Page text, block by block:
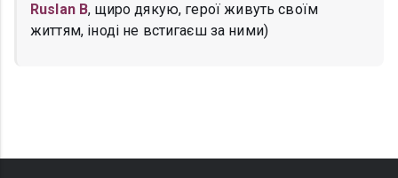
Ruslan B, щиро дякую, герої живуть своїм
життям, іноді не встигаєш за ними)